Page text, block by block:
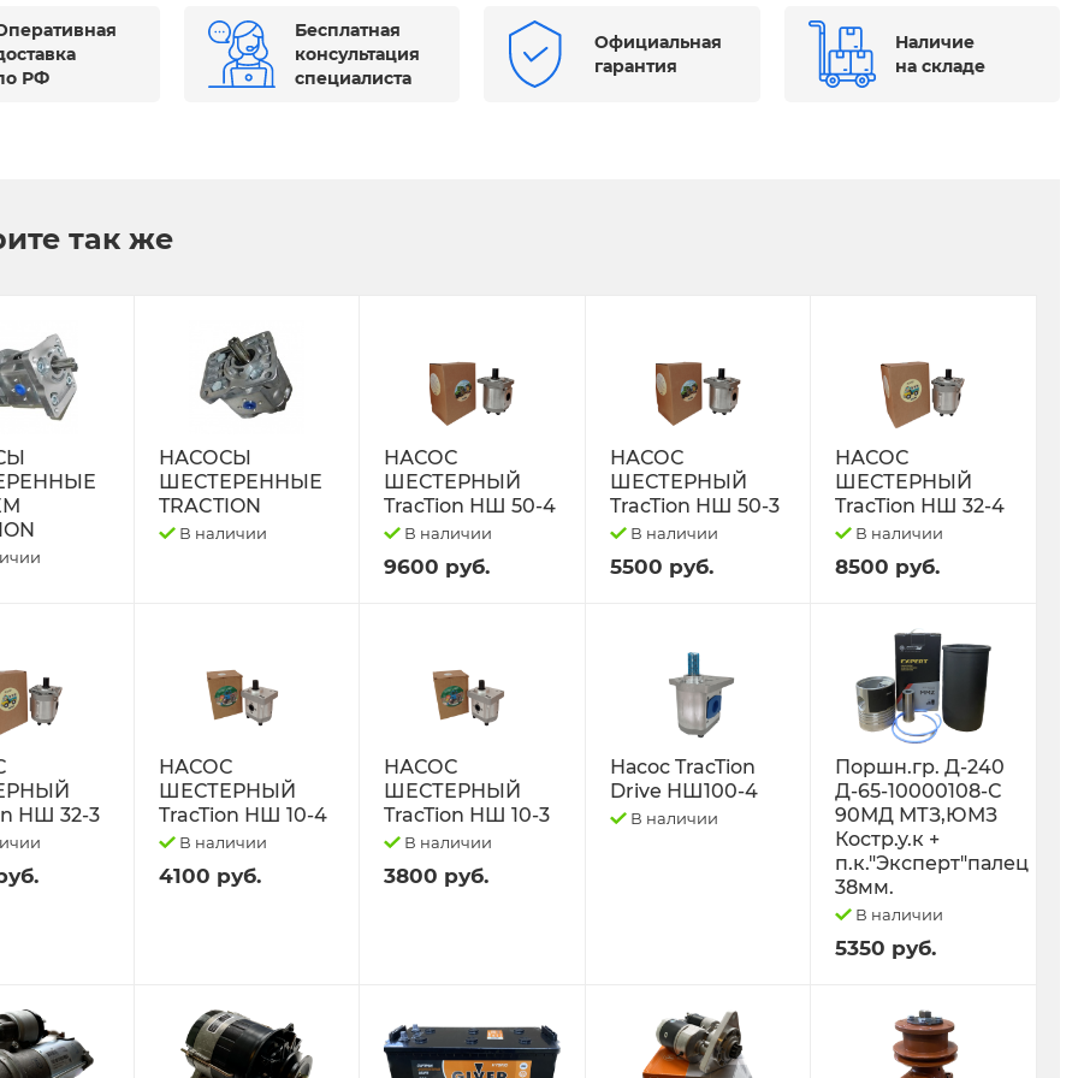
РФ
Бесплатная
консультация
специалиста
Официальная
гарантия
Наличие
на складе
так же
НАСОСЫ
ШЕСТЕРЕННЫЕ
TRACTION
В наличии
НАСОС
ШЕСТЕРНЫЙ
TracTion НШ 50-4
В наличии
9600 руб.
НАСОС
ШЕСТЕРНЫЙ
TracTion НШ 50-3
В наличии
5500 руб.
НАСОС
ШЕСТЕРНЫЙ
TracTion НШ 32-4
В наличии
8500 руб.
НШ 32-3
НАСОС
ШЕСТЕРНЫЙ
TracTion НШ 10-4
В наличии
4100 руб.
НАСОС
ШЕСТЕРНЫЙ
TracTion НШ 10-3
В наличии
3800 руб.
Насос TracTion
Drive НШ100-4
В наличии
Поршн.гр. Д-240
Д-65-10000108-С
90МД МТЗ,ЮМЗ
Костр.у.к +
п.к."Эксперт"палец
38мм.
В наличии
5350 руб.